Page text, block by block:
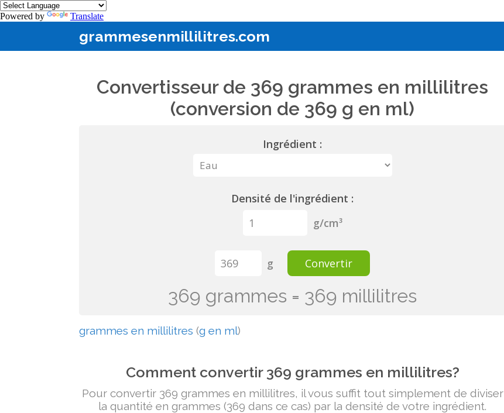
Powered by Translate
grammesenmillilitres.com
Convertisseur de 369 grammes en millilitres
(conversion de 369 g en ml)
Ingrédient :
Densité de l'ingrédient :
g/cm³
g Convertir
369 grammes = 369 millilitres
grammes en millilitres (g en ml)
Comment convertir 369 grammes en millilitres?
Pour convertir 369 grammes en millilitres, il vous suffit tout simplement de diviser
la quantité en grammes (369 dans ce cas) par la densité de votre ingrédient.